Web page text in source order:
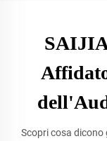
Scopri cosa